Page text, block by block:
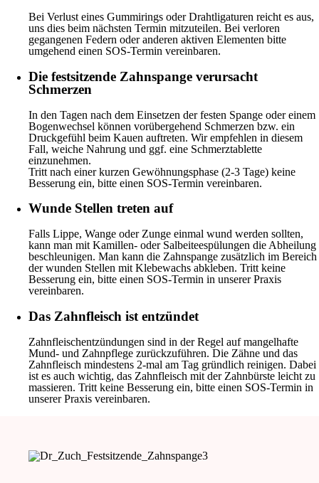
Bei Verlust eines Gummirings oder Drahtligaturen reicht es aus,
uns dies beim nächsten Termin mitzuteilen. Bei verloren
gegangenen Federn oder anderen aktiven Elementen bitte
umgehend einen SOS-Termin vereinbaren.
Die festsitzende Zahnspange verursacht
Schmerzen
In den Tagen nach dem Einsetzen der festen Spange oder einem
Bogenwechsel können vorübergehend Schmerzen bzw. ein
Druckgefühl beim Kauen auftreten. Wir empfehlen in diesem
Fall, weiche Nahrung und ggf. eine Schmerztablette
einzunehmen.
Tritt nach einer kurzen Gewöhnungsphase (2-3 Tage) keine
Besserung ein, bitte einen SOS-Termin vereinbaren.
Wunde Stellen treten auf
Falls Lippe, Wange oder Zunge einmal wund werden sollten,
kann man mit Kamillen- oder Salbeiteespülungen die Abheilung
beschleunigen. Man kann die Zahnspange zusätzlich im Bereich
der wunden Stellen mit Klebewachs abkleben. Tritt keine
Besserung ein, bitte einen SOS-Termin in unserer Praxis
vereinbaren.
Das Zahnfleisch ist entzündet
Zahnfleischentzündungen sind in der Regel auf mangelhafte
Mund- und Zahnpflege zurückzuführen. Die Zähne und das
Zahnfleisch mindestens 2-mal am Tag gründlich reinigen. Dabei
ist es auch wichtig, das Zahnfleisch mit der Zahnbürste leicht zu
massieren. Tritt keine Besserung ein, bitte einen SOS-Termin in
unserer Praxis vereinbaren.